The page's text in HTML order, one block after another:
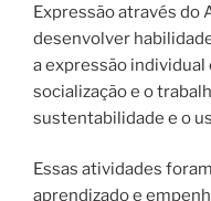
Expressão através do
desenvolver
a expressão
socialização e o
sustentabilidade e o
Essas atividades
aprendizado e